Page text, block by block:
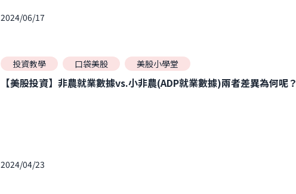
2024/06/17
投資教學 口袋美股 美股小學堂
【美股投資】非農就業數據vs.小非農(ADP就業數據)兩者差異為何呢？
2024/04/23